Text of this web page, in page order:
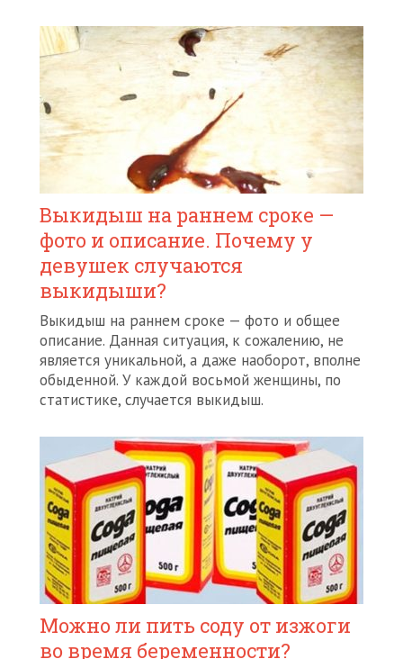
Выкидыш на раннем сроке —
фото и описание. Почему у
девушек случаются
выкидыши?
Выкидыш на раннем сроке — фото и общее
описание. Данная ситуация, к сожалению, не
является уникальной, а даже наоборот, вполне
обыденной. У каждой восьмой женщины, по
статистике, случается выкидыш.
Можно ли пить соду от изжоги
во время беременности?